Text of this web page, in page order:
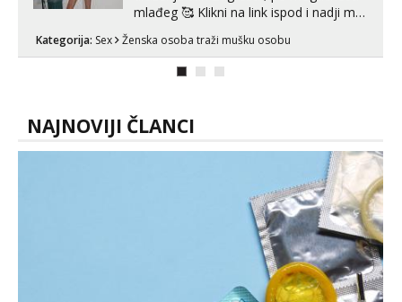
mlađeg 🥰 Klikni na link ispod i nadji me
Kategorija: Sex Ženska osoba traži mušku osobu
NAJNOVIJI ČLANCI